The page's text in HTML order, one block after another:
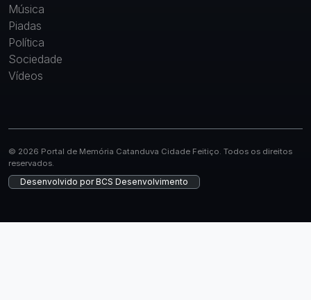
Música
Piadas
Política
Sociedade
Vídeos
© 2026 Portal de Memória Catanduva Cidade Feitiço. Todos os direitos
reservados.
Desenvolvido porBCS Desenvolvimento